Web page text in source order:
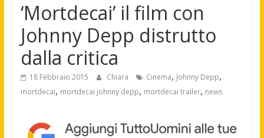
‘Mortdecai’ il film con
Johnny Depp distrutto
dalla critica
18 Febbraio 2015 Chiara Cinema, Johnny Depp,
mortdecai, mortdecai johnny depp, mortdecai trailer, news